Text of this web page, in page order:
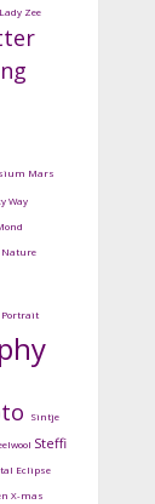
Lady Zee
Mars
Way
Nature
Portrait
Sintje
Steffi
Eclipse
X-mas